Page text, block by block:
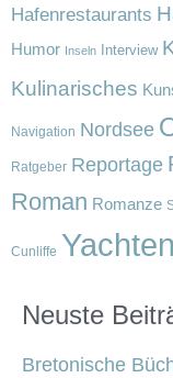
Hafenrestaurants
Humor Inseln Interview
Kulinarisches
Navigation Nordsee
Ratgeber Reportage
Roman Romanze
Cunliffe
Neuste
Bretonische